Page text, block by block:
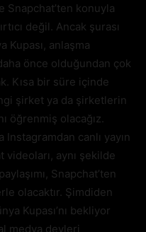
konuyla
değil. Ancak şurası
Kupası, anlaşma
önce olduğundan çok
Kısa bir süre içinde
şirket ya da şirketlerin
öğrenmiş olacağız.
canlı yayın
videoları, aynı şekilde
Snapchat’ten
olacaktır. Şimdiden
Kupası’nı bekliyor
medya devleri